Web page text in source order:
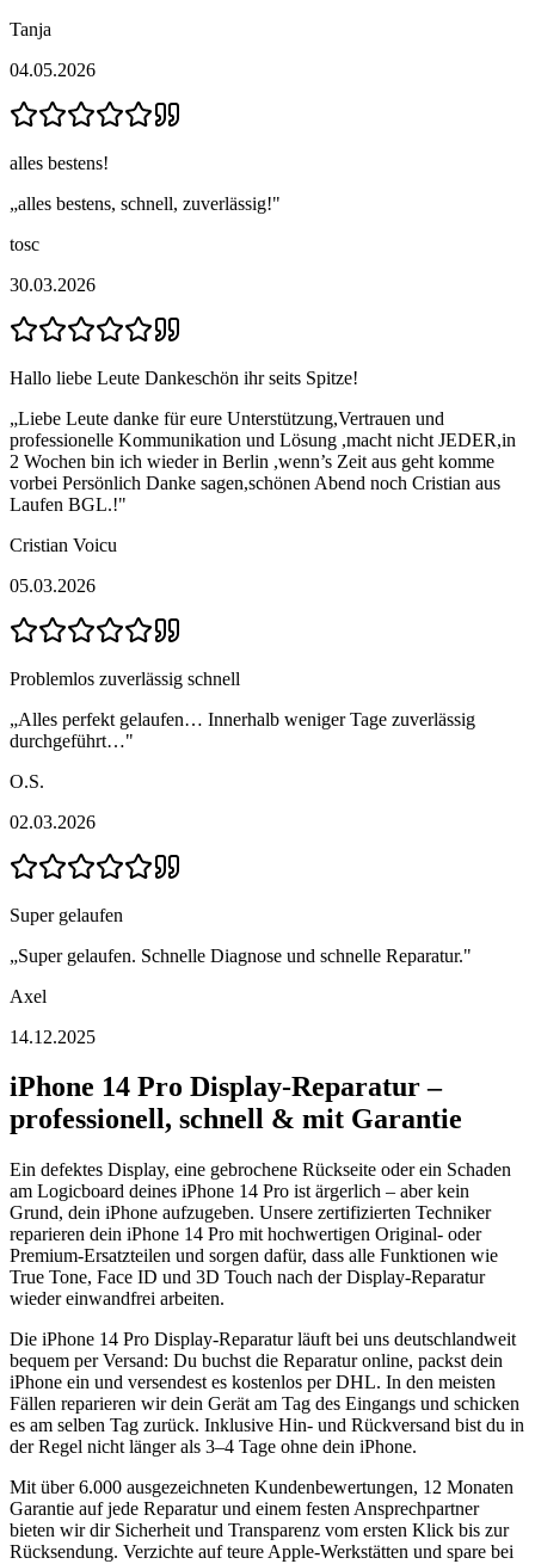
Tanja
04.05.2026
alles bestens!
„alles bestens, schnell, zuverlässig!"
tosc
30.03.2026
Hallo liebe Leute Dankeschön ihr seits Spitze!
„Liebe Leute danke für eure Unterstützung,Vertrauen und
professionelle Kommunikation und Lösung ,macht nicht JEDER,in
2 Wochen bin ich wieder in Berlin ,wenn’s Zeit aus geht komme
vorbei Persönlich Danke sagen,schönen Abend noch Cristian aus
Laufen BGL.!"
Cristian Voicu
05.03.2026
Problemlos zuverlässig schnell
„Alles perfekt gelaufen… Innerhalb weniger Tage zuverlässig
durchgeführt…"
O.S.
02.03.2026
Super gelaufen
„Super gelaufen. Schnelle Diagnose und schnelle Reparatur."
Axel
14.12.2025
iPhone 14 Pro Display-Reparatur–
professionell, schnell & mit Garantie
Ein defektes Display, eine gebrochene Rückseite oder ein Schaden
am Logicboard deines iPhone 14 Pro ist ärgerlich – aber kein
Grund, dein iPhone aufzugeben. Unsere zertifizierten Techniker
reparieren dein iPhone 14 Pro mit hochwertigen Original- oder
Premium-Ersatzteilen und sorgen dafür, dass alle Funktionen wie
True Tone, Face ID und 3D Touch nach derDisplay-Reparatur
wieder einwandfrei arbeiten.
Die iPhone 14 Pro Display-Reparaturläuft bei uns deutschlandweit
bequem per Versand: Du buchst die Reparatur online, packst dein
iPhone ein und versendest es kostenlos per DHL. In den meisten
Fällen reparieren wir dein Gerät am Tag des Eingangs und schicken
es am selben Tag zurück. Inklusive Hin- und Rückversand bist du in
der Regel nicht länger als 3–4 Tage ohne dein iPhone.
Mit über 6.000 ausgezeichneten Kundenbewertungen, 12 Monaten
Garantie auf jede Reparatur und einem festen Ansprechpartner
bieten wir dir Sicherheit und Transparenz vom ersten Klick bis zur
Rücksendung. Verzichte auf teure Apple-Werkstätten und spare bei